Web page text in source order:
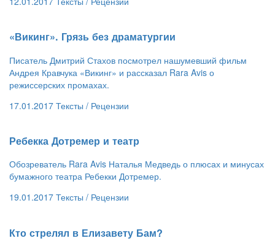
​«Викинг». Грязь без драматургии
Писатель Дмитрий Стахов посмотрел нашумевший фильм
Андрея Кравчука «Викинг» и рассказал Rara Avis о
режиссерских промахах.
17.01.2017 Тексты / Рецензии
​Ребекка Дотремер и театр
Обозреватель Rara Avis Наталья Медведь о плюсах и минусах
бумажного театра Ребекки Дотремер.
19.01.2017 Тексты / Рецензии
​Кто стрелял в Елизавету Бам?